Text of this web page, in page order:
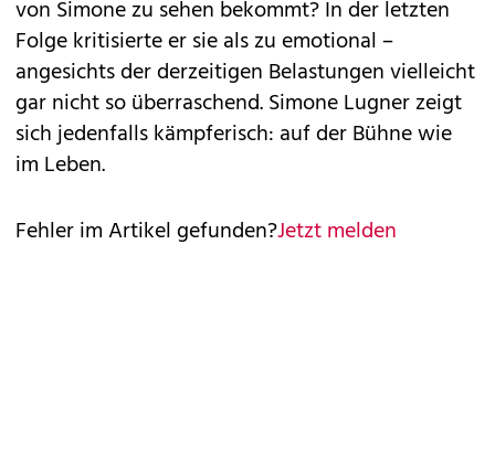
von Simone zu sehen bekommt? In der letzten
Folge kritisierte er sie als zu emotional –
angesichts der derzeitigen Belastungen vielleicht
gar nicht so überraschend. Simone Lugner zeigt
sich jedenfalls kämpferisch: auf der Bühne wie
im Leben.
Fehler im Artikel gefunden?Jetzt melden